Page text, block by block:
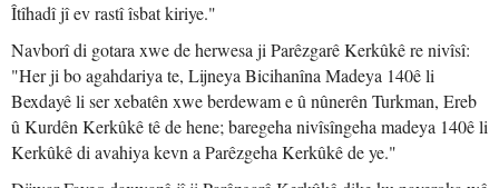
Îtîhadî jî ev rastî îsbat kiriye."
Navborî di gotara xwe de herwesa ji Parêzgarê Kerkûkê re nivîsî:
"Her ji bo agahdariya te, Lijneya Bicihanîna Madeya 140ê li
Bexdayê li ser xebatên xwe berdewam e û nûnerên Turkman, Ereb
û Kurdên Kerkûkê tê de hene; baregeha nivîsîngeha madeya 140ê li
Kerkûkê di avahiya kevn a Parêzgeha Kerkûkê de ye."